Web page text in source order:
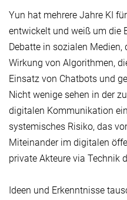
Yun hat mehrere Jahre KI
entwickelt und weiß um die
Debatte in sozialen
Wirkung von Algorithmen,
Einsatz von Chatbots und
Nicht wenige sehen in der
digitalen Kommunikation
systemisches Risiko, das
Miteinander im digitalen
private Akteure via Technik
Ideen und Erkenntnisse